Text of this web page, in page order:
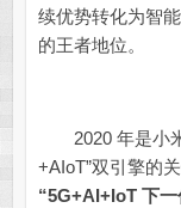
续优势转化为智
的王者地位。
2020 年是小米
+AIoT”双引擎的
“5G+AI+IoT 下